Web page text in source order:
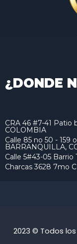
¿DONDE
CRA 46 #7-41
COLOMBIA
Calle 85 no 50 -
BARRANQUILLA,
Calle 5#43-05
Charcas 3628 7mo
2023 © Todos